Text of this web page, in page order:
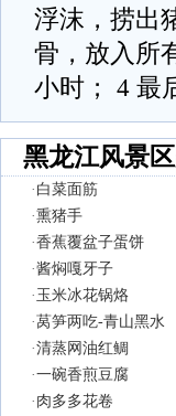
浮沫，捞出
骨，放入所
小时； 4 最
黑龙江风景
· 白菜面筋
·熏猪手
·香蕉覆盆子蛋饼
·酱焖嘎牙子
· 玉米冰花锅烙
·莴笋两吃-青山黑水
·清蒸网油红鲷
·一碗香煎豆腐
· 肉多多花卷